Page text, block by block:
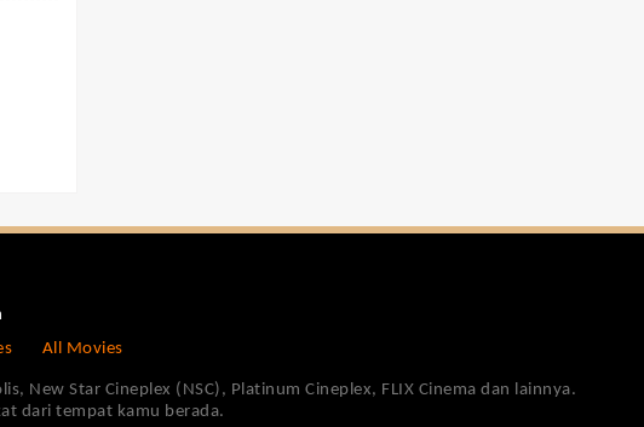
All Movies
New Star Cineplex (NSC), Platinum Cineplex, FLIX Cinema dan lainnya.
dari tempat kamu berada.